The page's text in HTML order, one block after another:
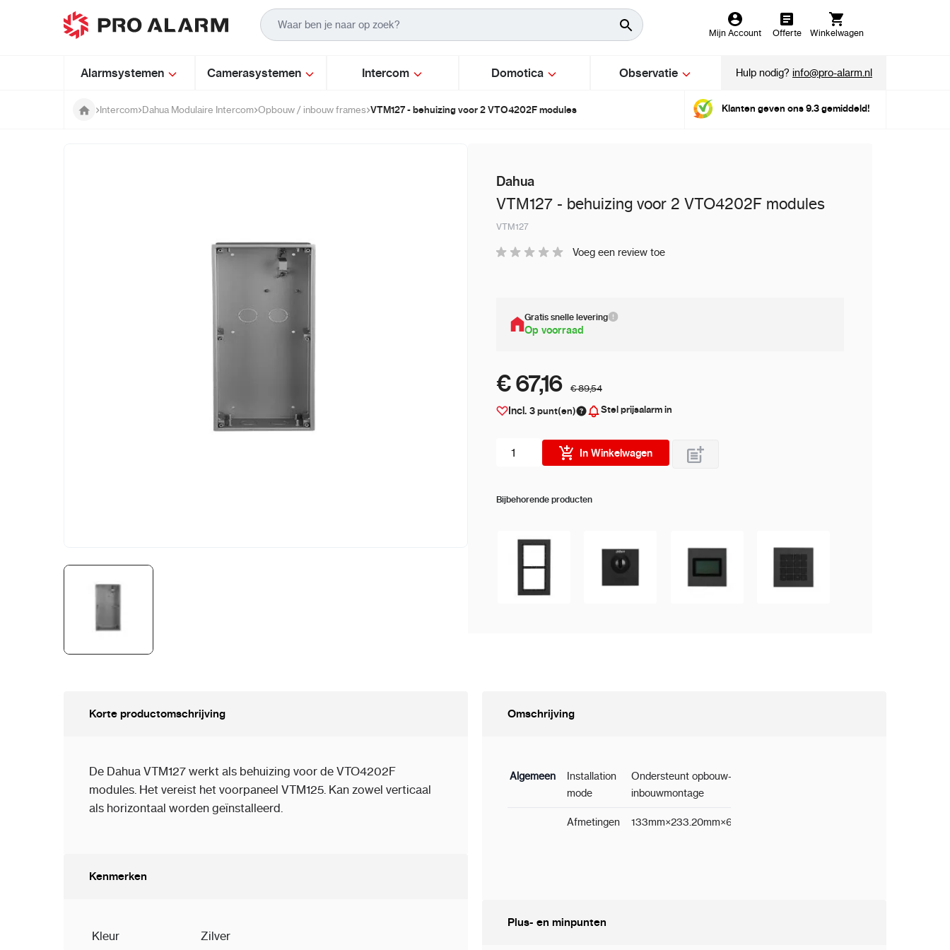
Ga naar de inhoud
Mijn Account Offerte Winkelwagen
Alarmsystemen Camerasystemen Intercom Domotica Observatie Hulp nodig?info@pro-alarm.nl
Intercom Dahua Modulaire Intercom Opbouw / inbouw frames VTM127 - behuizing voor 2 VTO4202F modules Klanten geven ons 9.3 gemiddeld!
Dahua
VTM127 - behuizing voor 2 VTO4202F modules
VTM127
Voeg een review toe
Gratis snelle levering
Op voorraad
€ 67,16 € 89,54
Incl. 3punt(en) Stel prijsalarm in
Aantal stuks
In Winkelwagen
Bijbehorende producten
Korte productomschrijving
De Dahua VTM127 werkt als behuizing voor de VTO4202F
modules. Het vereist het voorpaneel VTM125. Kan zowel verticaal
als horizontaal worden geïnstalleerd.
Kenmerken
Kleur
Zilver
Omschrijving
Algemeen
Installation
mode
Ondersteunt opbouw- en
inbouwmontage
Afmetingen 133mm×233.20mm×68.0mm
Plus- en minpunten